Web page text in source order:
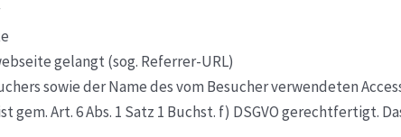
gelangt (sog. Referrer-URL)
sowie der Name des vom Besucher verwendeten
gem. Art. 6 Abs. 1 Satz 1 Buchst. f) DSGVO gerechtfertigt.